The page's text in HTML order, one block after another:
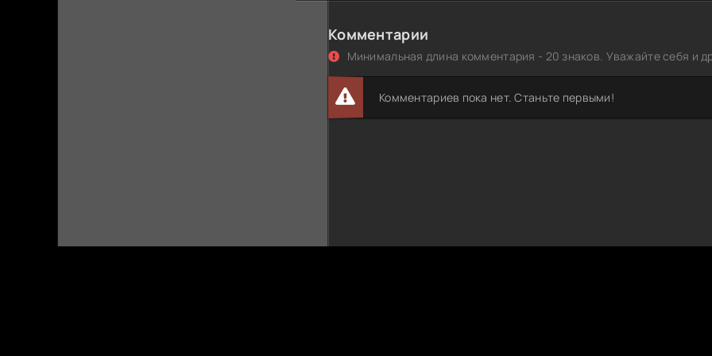
Комментарии
Минимальная длина комментария - 20 знаков. Уважайте себя и
Комментариев пока нет. Станьте первыми!